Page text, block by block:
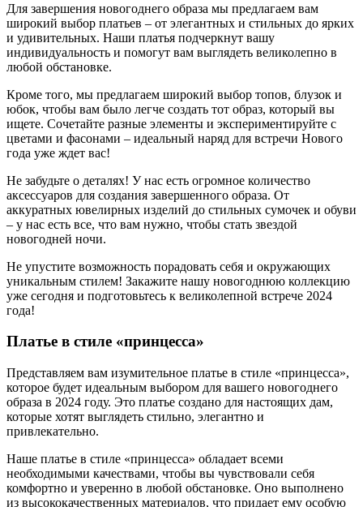
Для завершения новогоднего образа мы предлагаем вам
широкий выбор платьев – от элегантных и стильных до ярких
и удивительных. Наши платья подчеркнут вашу
индивидуальность и помогут вам выглядеть великолепно в
любой обстановке.
Кроме того, мы предлагаем широкий выбор топов, блузок и
юбок, чтобы вам было легче создать тот образ, который вы
ищете. Сочетайте разные элементы и экспериментируйте с
цветами и фасонами – идеальный наряд для встречи Нового
года уже ждет вас!
Не забудьте о деталях! У нас есть огромное количество
аксессуаров для создания завершенного образа. От
аккуратных ювелирных изделий до стильных сумочек и обуви
– у нас есть все, что вам нужно, чтобы стать звездой
новогодней ночи.
Не упустите возможность порадовать себя и окружающих
уникальным стилем! Закажите нашу новогоднюю коллекцию
уже сегодня и подготовьтесь к великолепной встрече 2024
года!
Платье в стиле «принцесса»
Представляем вам изумительное платье в стиле «принцесса»,
которое будет идеальным выбором для вашего новогоднего
образа в 2024 году. Это платье создано для настоящих дам,
которые хотят выглядеть стильно, элегантно и
привлекательно.
Наше платье в стиле «принцесса» обладает всеми
необходимыми качествами, чтобы вы чувствовали себя
комфортно и уверенно в любой обстановке. Оно выполнено
из высококачественных материалов, что придает ему особую